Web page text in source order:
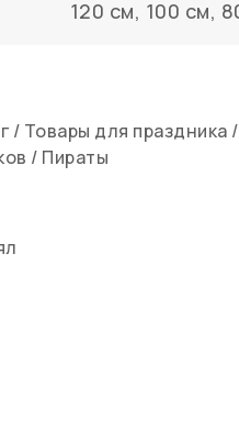
120 см, 100 см,
/ Товары для праздника /
/ Пираты